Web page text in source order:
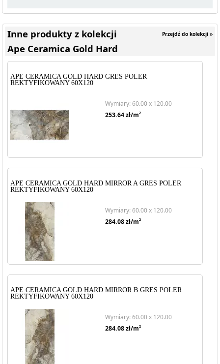
Przejdź do kolekcji »
Inne produkty z kolekcji
Ape Ceramica Gold Hard
APE CERAMICA GOLD HARD GRES POLER
REKTYFIKOWANY 60X120
Wymiary: 60.00 x 120.00
253.64zł/m2
APE CERAMICA GOLD HARD MIRROR A GRES POLER
REKTYFIKOWANY 60X120
Wymiary: 60.00 x 120.00
284.08zł/m2
APE CERAMICA GOLD HARD MIRROR B GRES POLER
REKTYFIKOWANY 60X120
Wymiary: 60.00 x 120.00
284.08zł/m2